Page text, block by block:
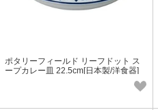
ポタリーフィールド リーフドット ス
ープカレー皿 22.5cm[日本製/洋食器]